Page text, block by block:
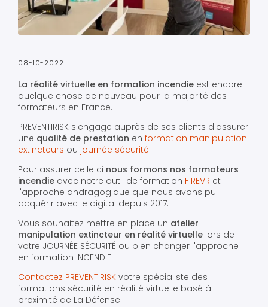
08-10-2022
La réalité virtuelle en formation incendie est encore
quelque chose de nouveau pour la majorité des
formateurs en France.
PREVENTIRISK s'engage auprès de ses clients d'assurer
une qualité de prestation en formation manipulation
extincteurs ou journée sécurité.
Pour assurer celle ci nous formons nos formateurs
incendie avec notre outil de formation FIREVR et
l'approche andragogique que nous avons pu
acquérir avec le digital depuis 2017.
Vous souhaitez mettre en place un atelier
manipulation extincteur en réalité virtuelle lors de
votre JOURNÉE SÉCURITÉ ou bien changer l'approche
en formation INCENDIE.
Contactez PREVENTIRISK votre spécialiste des
formations sécurité en réalité virtuelle basé à
proximité de La Défense.